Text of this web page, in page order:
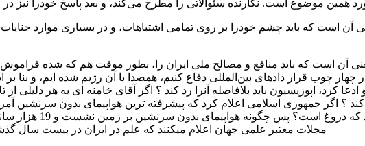
آن است که باید چشم خودرا بر روی تمامی اشتباهات، و در بسیاری موارد
آن است که باید منافع و مصالح ملی‌ ایران را، بطور موقت هم که شده فراموش
چوب قرار داد‌های بین‌المللی دفاع کنیم، همصدا با آن رژیم شده ایم، و بنا
کرد، اپوزیسیون باید بلافاصله آنرا رد کند ؟ اگر آقای خامنه ای به هر دلیلی‌
؟ اگر جمهوری اسلامی اعلام کرد که پیشرفته ترین هواپیمای بدون سرنشین
اپوزیسیون باید بلافاصله
مجلات معتبر علمی‌ جهان اعلام میکنند که علم در ایران در بیست سال